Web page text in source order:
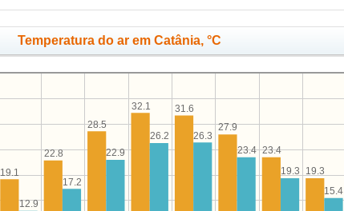
Temperatura do ar em Catânia, °C
19.3
23.4
27.9
31.6
32.1
28.5
22.8
19.1
15.4
19.3
23.4
26.3
26.2
22.9
17.2
12.9